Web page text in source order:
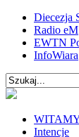
Diecezja
Radio eM
EWTN
InfoWiara
Intencje